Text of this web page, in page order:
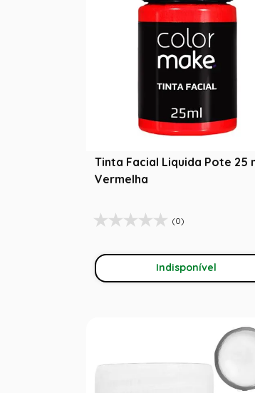
Tinta Facial Liquida Pote 25
Vermelha
(0)
Indisponível